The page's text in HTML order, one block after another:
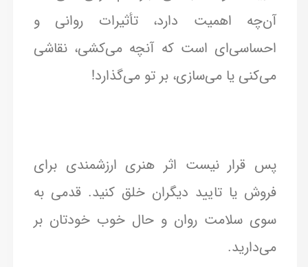
آن‌چه اهمیت دارد، تأثیرات روانی و
احساسی‌ای است که آنچه می‌کشی، نقاشی
می‌کنی یا می‌سازی، بر تو می‌گذارد!
پس قرار نیست اثر هنری ارزشمندی برای
فروش یا تایید دیگران خلق کنید. قدمی به
سوی سلامت روان و حال خوب خودتان بر
می‌دارید.